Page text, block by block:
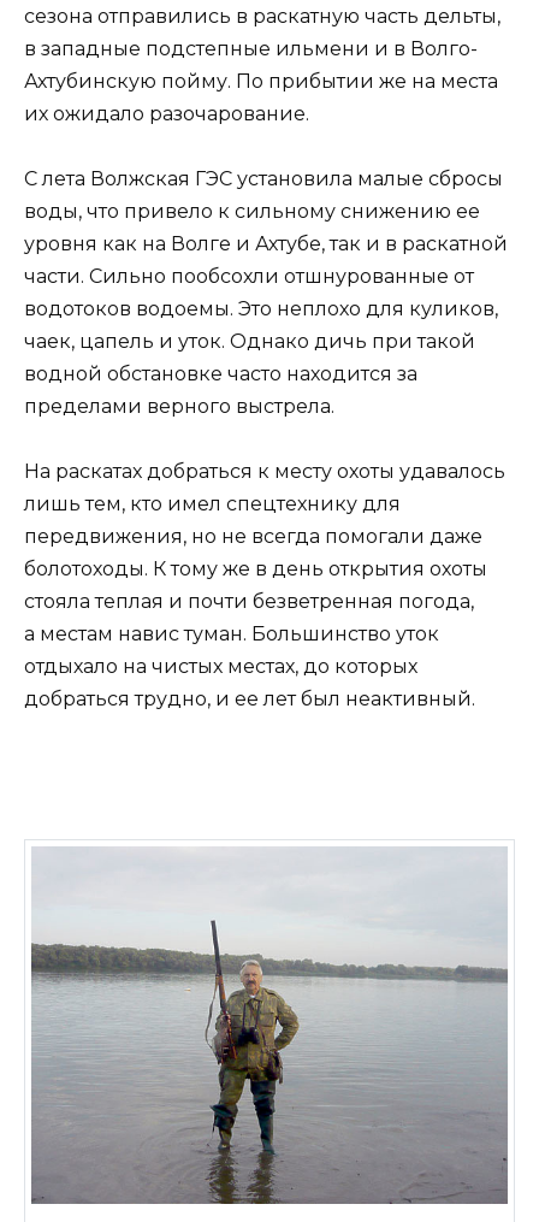
сезона отправились в раскатную часть дельты,
в западные подстепные ильмени и в Волго-
Ахтубинскую пойму. По прибытии же на места
их ожидало разочарование.
С лета Волжская ГЭС установила малые сбросы
воды, что привело к сильному снижению ее
уровня как на Волге и Ахтубе, так и в раскатной
части. Сильно пообсохли отшнурованные от
водотоков водоемы. Это неплохо для куликов,
чаек, цапель и уток. Однако дичь при такой
водной обстановке часто находится за
пределами верного выстрела.
На раскатах добраться к месту охоты удавалось
лишь тем, кто имел спецтехнику для
передвижения, но не всегда помогали даже
болотоходы. К тому же в день открытия охоты
стояла теплая и почти безветренная погода,
а местам навис туман. Большинство уток
отдыхало на чистых местах, до которых
добраться трудно, и ее лет был неактивный.